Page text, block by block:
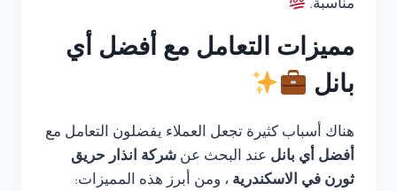
مناسبة.
مميزات التعامل مع أفضل أي
بانل
هناك أسباب كثيرة تجعل العملاء يفضلون التعامل مع
أفضل أي بانل عند البحث عن شركة انذار حريق
ثورن في الاسكندرية ، ومن أبرز هذه المميزات: